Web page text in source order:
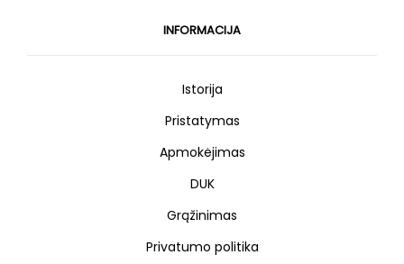
INFORMACIJA
Istorija
Pristatymas
Apmokėjimas
DUK
Grąžinimas
Privatumo politika